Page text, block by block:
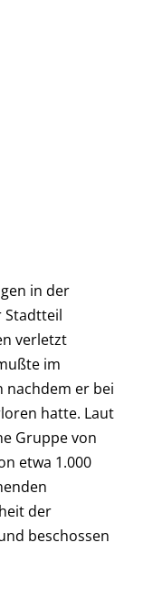
in der
Stadtteil
verletzt
im
nachdem er bei
hatte. Laut
Gruppe von
etwa 1.000
der
beschossen